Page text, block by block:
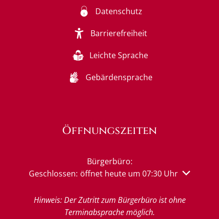
Datenschutz
Barrierefreiheit
Leichte Sprache
Gebärdensprache
Öffnungszeiten
Bürgerbüro:
Klicken, um weitere Öffnungs- oder Schließzeiten
Geschlossen: öffnet heute um 07:30 Uhr
Hinweis: Der Zutritt zum Bürgerbüro ist ohne
Terminabsprache möglich.